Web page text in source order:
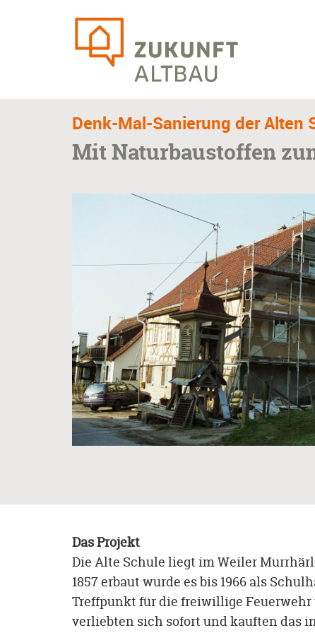
Denk-Mal-Sanierung der Alten
Mit Naturbaustoffen
Das Projekt
Die Alte Schule liegt im Weiler
1857 erbaut wurde es bis 1966 als
Treffpunkt für die freiwillige Feuerwehr
verliebten sich sofort und kauften das